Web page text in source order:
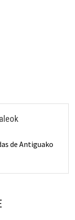
de Antiguako